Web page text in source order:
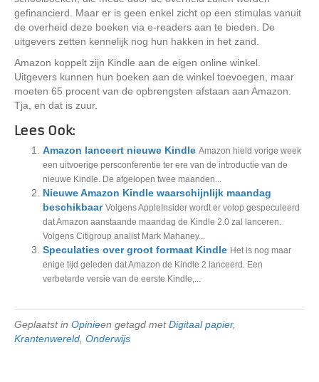
gefinancierd. Maar er is geen enkel zicht op een stimulas vanuit
de overheid deze boeken via e-readers aan te bieden. De
uitgevers zetten kennelijk nog hun hakken in het zand.
Amazon koppelt zijn Kindle aan de eigen online winkel.
Uitgevers kunnen hun boeken aan de winkel toevoegen, maar
moeten 65 procent van de opbrengsten afstaan aan Amazon.
Tja, en dat is zuur.
Lees Ook:
Amazon lanceert nieuwe Kindle Amazon hield vorige week
een uitvoerige persconferentie ter ere van de introductie van de
nieuwe Kindle. De afgelopen twee maanden...
Nieuwe Amazon Kindle waarschijnlijk maandag
beschikbaar Volgens AppleInsider wordt er volop gespeculeerd
dat Amazon aanstaande maandag de Kindle 2.0 zal lanceren.
Volgens Citigroup analist Mark Mahaney...
Speculaties over groot formaat Kindle Het is nog maar
enige tijd geleden dat Amazon de Kindle 2 lanceerd. Een
verbeterde versie van de eerste Kindle,...
Geplaatst in Opinieen getagd metDigitaal papier,
Krantenwereld Onderwijs